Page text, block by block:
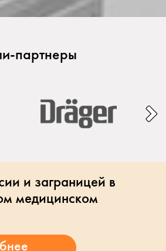
партнеры
и заграницей в
медицинском